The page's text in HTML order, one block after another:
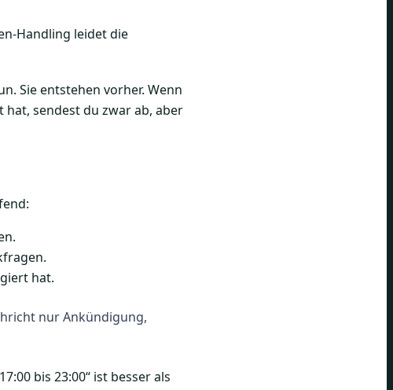
Handling leidet die
Sie entstehen vorher. Wenn
sendest du zwar ab, aber
hat.
nur Ankündigung,
bis 23:00“ ist besser als